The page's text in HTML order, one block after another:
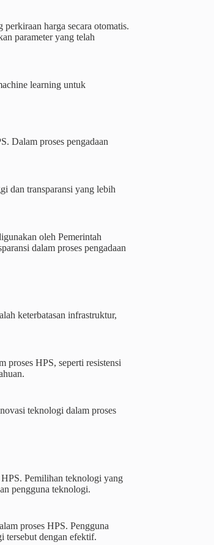
harga secara otomatis.
parameter yang telah
learning untuk
Dalam proses pengadaan
dan transparansi yang lebih
oleh Pemerintah
dalam proses pengadaan
keterbatasan infrastruktur,
proses HPS, seperti resistensi
teknologi dalam proses
Pemilihan teknologi yang
pengguna teknologi.
proses HPS. Pengguna
tersebut dengan efektif.